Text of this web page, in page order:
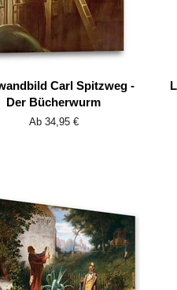
Carl Spitzweg -
Der Bücherwurm
Ab 34,95 €